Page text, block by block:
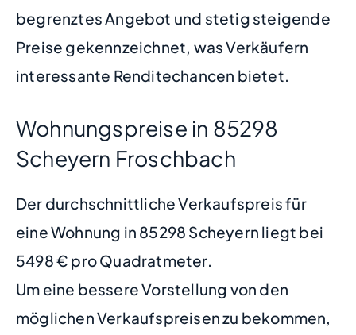
begrenztes Angebot und stetig steigende
Preise gekennzeichnet, was Verkäufern
interessante Renditechancen bietet.
Wohnungspreise in 85298
Scheyern Froschbach
Der durchschnittliche Verkaufspreis für
eine Wohnung in 85298 Scheyern liegt bei
5498 € pro Quadratmeter.
Um eine bessere Vorstellung von den
möglichen Verkaufspreisen zu bekommen,